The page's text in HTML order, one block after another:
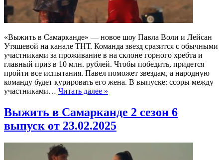
«Выжить в Самарканде» — новое шоу Павла Воли и Лейсан
Утяшевой на канале ТНТ. Команда звезд сразится с обычными
участниками за проживание в на склоне горного хребта и
главный приз в 10 млн. рублей. Чтобы победить, придется
пройти все испытания. Павел поможет звездам, а народную
команду будет курировать его жена. В выпуске: ссоры между
участниками… Читать далее »
Выжить в Самарканде 2 сезон 6
выпуск от 23.02.2025